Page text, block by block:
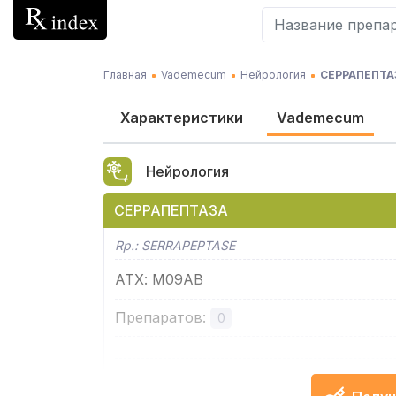
Главная Vademecum Нейрология
Характеристики Vademecum
Нейрология
СЕРРАПЕПТАЗА
Rp.: SERRAPEPTASE
АТХ: M09AB
Препаратов: 0